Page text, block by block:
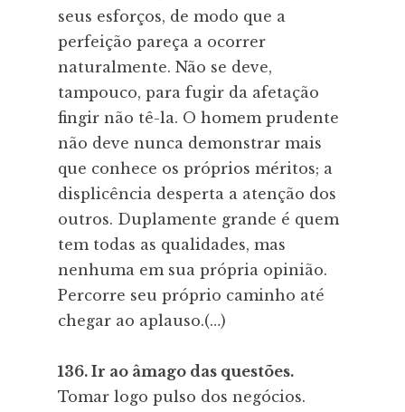
seus esforços, de modo que a
perfeição pareça a ocorrer
naturalmente. Não se deve,
tampouco, para fugir da afetação
fingir não tê-la. O homem prudente
não deve nunca demonstrar mais
que conhece os próprios méritos; a
displicência desperta a atenção dos
outros. Duplamente grande é quem
tem todas as qualidades, mas
nenhuma em sua própria opinião.
Percorre seu próprio caminho até
chegar ao aplauso.(…)
136. Ir ao âmago das questões.
Tomar logo pulso dos negócios.